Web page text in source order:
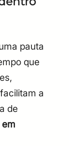
pauta
que
a
de